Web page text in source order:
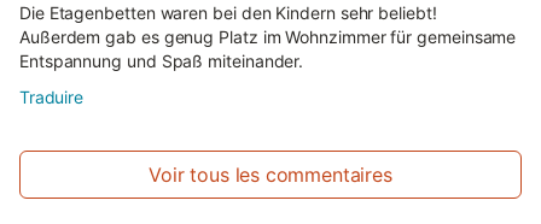
Die Etagenbetten waren bei den Kindern sehr beliebt!
Außerdem gab es genug Platz im Wohnzimmer für gemeinsame
Entspannung und Spaß miteinander.
Traduire
Voir tous les commentaires